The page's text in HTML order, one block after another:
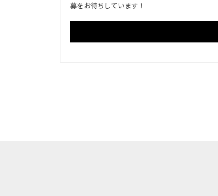
募をお待ちしています！